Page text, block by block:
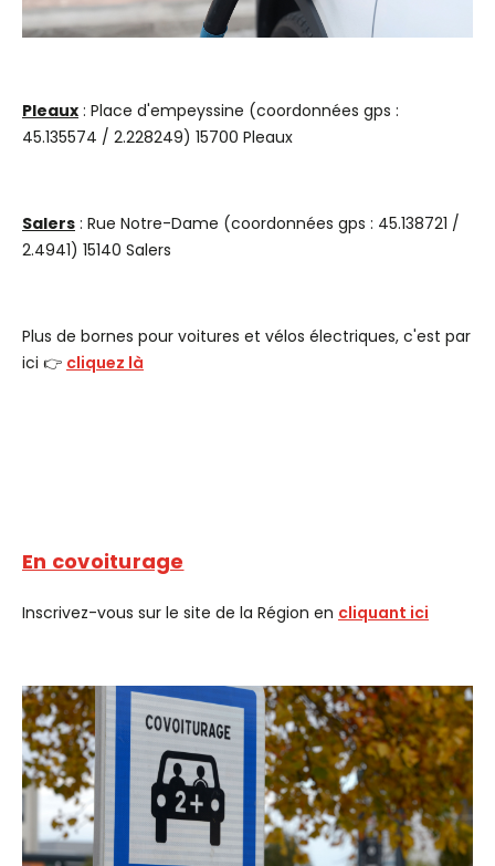
Pleaux : Place d'empeyssine (coordonnées gps :
45.135574 / 2.228249) 15700 Pleaux
Salers : Rue Notre-Dame (coordonnées gps : 45.138721 /
2.4941) 15140 Salers
Plus de bornes pour voitures et vélos électriques, c'est par
ici 👉 cliquez là
En covoiturage
Inscrivez-vous sur le site de la Région en cliquant ici